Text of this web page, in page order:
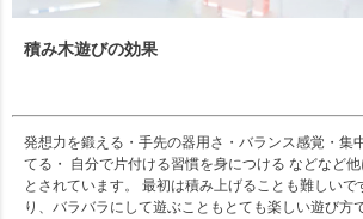
積み木遊びの効果
発想力を鍛える・手先の器用さ・バランス感覚・集
てる・ 自分で片付ける習慣を身につける などなど
とされています。 最初は積み上げることも難しいで
り、バラバラにして遊ぶこともとても楽しい遊び方